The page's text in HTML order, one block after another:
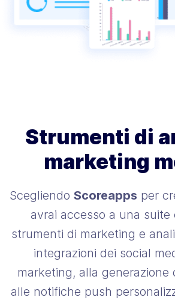
Strumenti di
marketing
Scegliendo Scoreapps per
avrai accesso a una suite
strumenti di marketing e
integrazioni dei social
marketing, alla generazione
alle notifiche push